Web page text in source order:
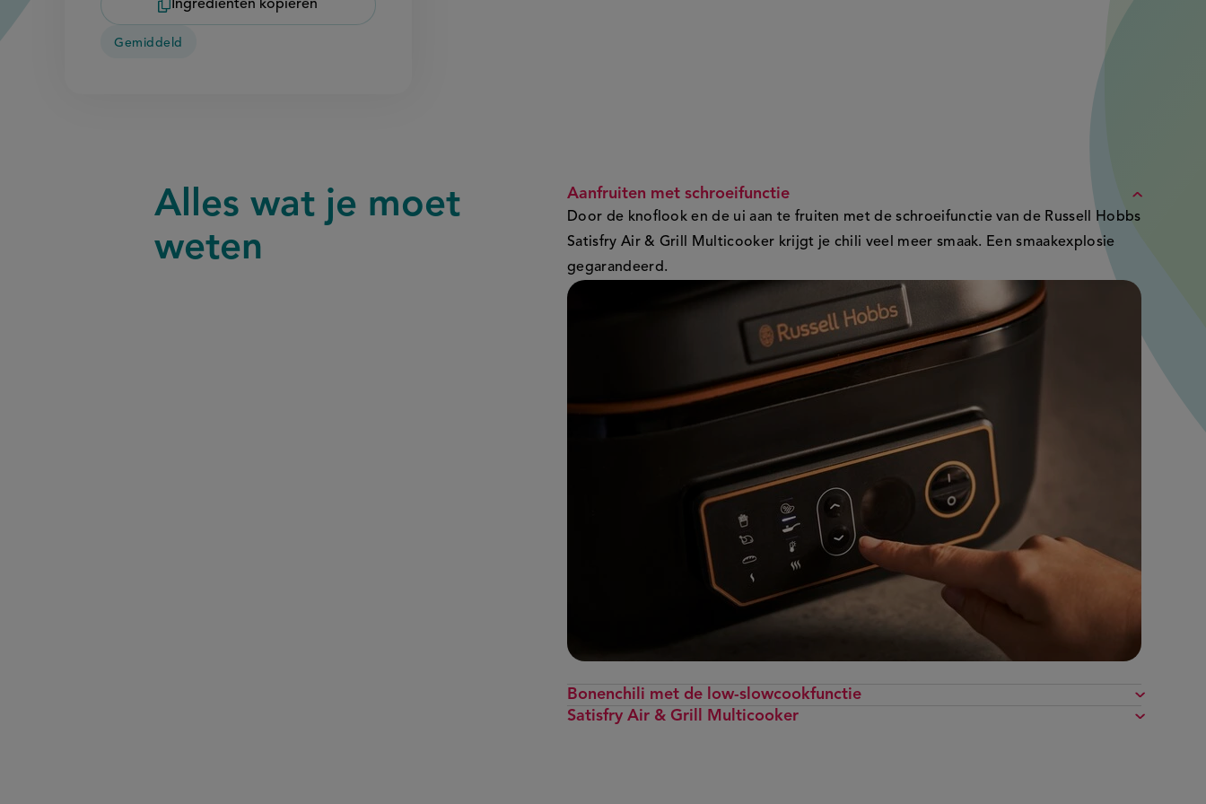
Ingrediënten kopiëren
Gemiddeld
Alles wat je moet
weten
Aanfruiten met schroeifunctie
Door de knoflook en de ui aan te fruiten met de schroeifunctie van de Russell Hobbs
Satisfry Air & Grill Multicooker krijgt je chili veel meer smaak. Een smaakexplosie
gegarandeerd.
Bonenchili met de low-slowcookfunctie
Satisfry Air & Grill Multicooker